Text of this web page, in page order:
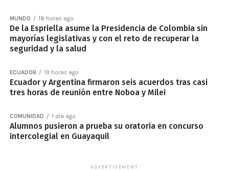
MUNDO 18 horas ago
De la Espriella asume la Presidencia de Colombia sin
mayorías legislativas y con el reto de recuperar la
seguridad y la salud
ECUADOR 19 horas ago
Ecuador y Argentina firmaron seis acuerdos tras casi
tres horas de reunión entre Noboa y Milei
COMUNIDAD 1 día ago
Alumnos pusieron a prueba su oratoria en concurso
intercolegial en Guayaquil
ADVERTISEMENT